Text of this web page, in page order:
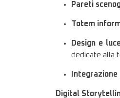
Pareti
Totem
Design e
dedicate alla
Digital